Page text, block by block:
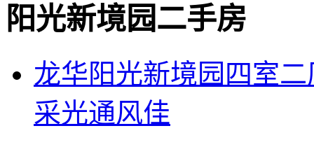
阳光新境园二手房
龙华阳光新境园四室
采光通风佳